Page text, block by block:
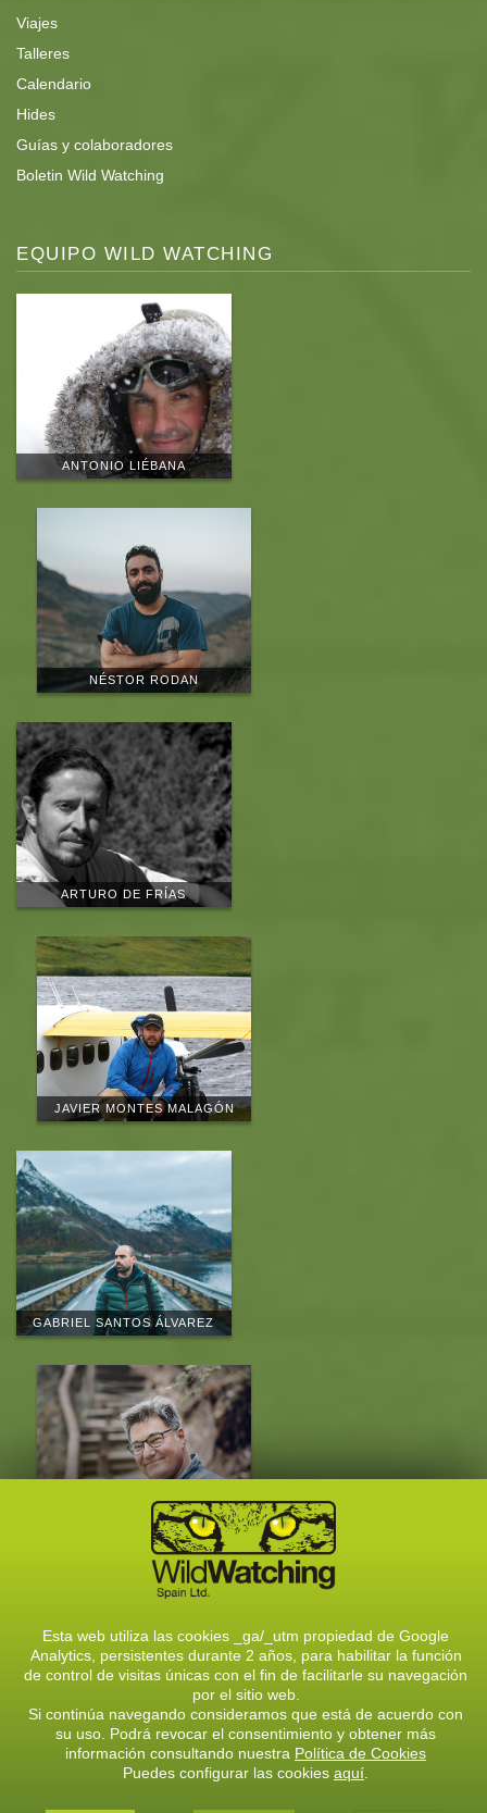
Viajes
Talleres
Calendario
Hides
Guías y colaboradores
Boletin Wild Watching
EQUIPO WILD WATCHING
ANTONIO LIÉBANA
NÉSTOR RODAN
ARTURO DE FRÍAS
JAVIER MONTES MALAGÓN
GABRIEL SANTOS ÁLVAREZ
EDUARDO MARCOS
QUEVEDO
CONOCE AL EQUIPO
CONTACTA CON NOSOTROS
C/ Solasierra, 8, 24900- Riaño (León)
Telf.: 987740805 / 609726444
E-mail:info@wildwatchingspain.com
Esta web utiliza las cookies _ga/_utm propiedad de Google
Analytics, persistentes durante 2 años, para habilitar la función
de control de visitas únicas con el fin de facilitarle su navegación
por el sitio web.
Si continúa navegando consideramos que está de acuerdo con
su uso. Podrá revocar el consentimiento y obtener más
información consultando nuestra Política de Cookies
Puedes configurar las cookies aquí